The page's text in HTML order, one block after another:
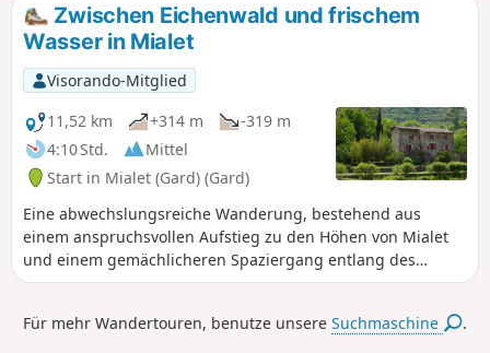
Zwischen Eichenwald und frischem
Wasser in Mialet
Visorando-Mitglied
11,52 km
+314 m
-319 m
4:10 Std.
Mittel
Start in Mialet (Gard) (Gard)
Eine abwechslungsreiche Wanderung, bestehend aus
einem anspruchsvollen Aufstieg zu den Höhen von Mialet
und einem gemächlicheren Spaziergang entlang des
Gardon de Mialet. Unterwegs entdecken Sie hochgelegene
Camisards-Brücke. Achtung! Mehrere Hinweise deuten
Für mehr Wandertouren, benutze unsereSuchmaschine .